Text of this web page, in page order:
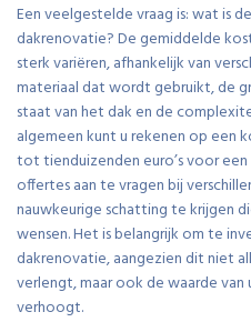
Een veelgestelde vraag is: wat is
dakrenovatie? De gemiddelde
sterk variëren, afhankelijk van
materiaal dat wordt gebruikt, de
staat van het dak en de
algemeen kunt u rekenen op een
tot tienduizenden euro’s voor
offertes aan te vragen bij
nauwkeurige schatting te krijgen
wensen. Het is belangrijk om te
dakrenovatie, aangezien dit niet
verlengt, maar ook de waarde
verhoogt.